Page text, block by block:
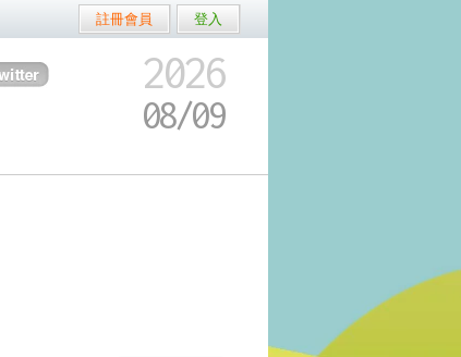
註冊會員 登入
2026
08/09